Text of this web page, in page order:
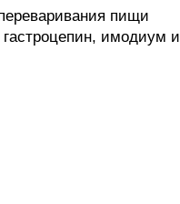
пищи
имодиум и